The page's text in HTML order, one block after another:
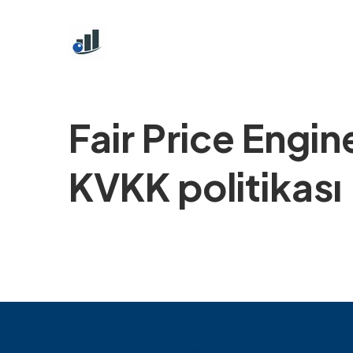
Fair Price
KVKK politikası